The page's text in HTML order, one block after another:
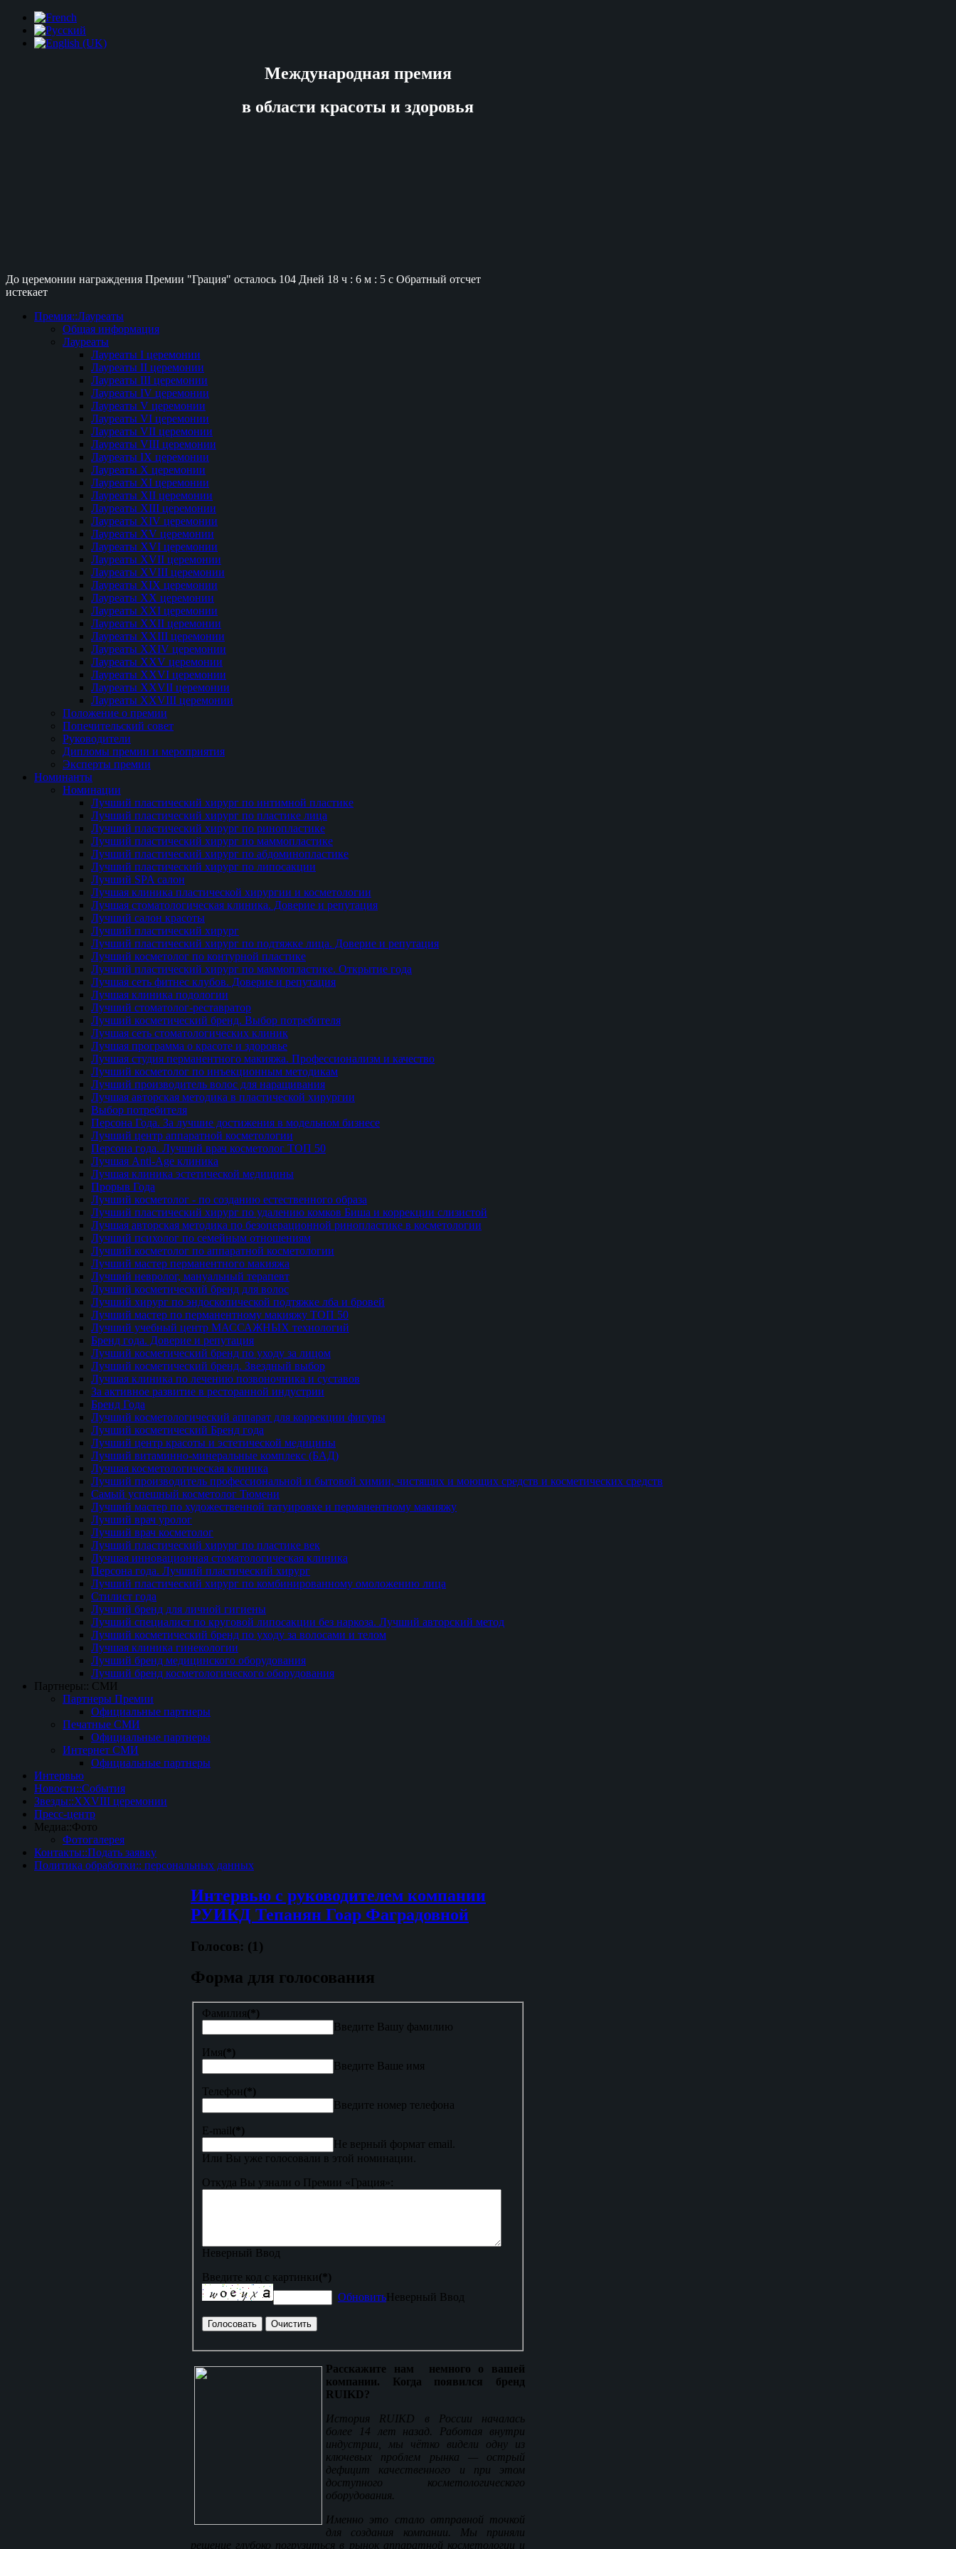
Международная премия
в области красоты и здоровья
До церемонии награждения Премии "Грация" осталось 104 Дней 18 ч : 6 м : 4 с Обратный отсчет
истекает
Премия::Лауреаты
Общая информация
Лауреаты
Лауреаты I церемонии
Лауреаты II церемонии
Лауреаты III церемонии
Лауреаты IV церемонии
Лауреаты V церемонии
Лауреаты VI церемонии
Лауреаты VII церемонии
Лауреаты VIII церемонии
Лауреаты IX церемонии
Лауреаты Х церемонии
Лауреаты XI церемонии
Лауреаты XII церемонии
Лауреаты XIII церемонии
Лауреаты XIV церемонии
Лауреаты XV церемонии
Лауреаты XVI церемонии
Лауреаты XVII церемонии
Лауреаты XVIII церемонии
Лауреаты XIX церемонии
Лауреаты XX церемонии
Лауреаты XXI церемонии
Лауреаты XXII церемонии
Лауреаты XXIII церемонии
Лауреаты XXIV церемонии
Лауреаты XXV церемонии
Лауреаты XXVI церемонии
Лауреаты XXVII церемонии
Лауреаты XXVIII церемонии
Положение о премии
Попечительский совет
Руководители
Дипломы премии и мероприятия
Эксперты премии
Номинанты
Номинации
Лучший пластический хирург по интимной пластике
Лучший пластический хирург по пластике лица
Лучший пластический хирург по ринопластике
Лучший пластический хирург по маммопластике
Лучший пластический хирург по абдоминопластике
Лучший пластический хирург по липосакции
Лучший SPA салон
Лучшая клиника пластической хирургии и косметологии
Лучшая стоматологическая клиника. Доверие и репутация
Лучший салон красоты
Лучший пластический хирург
Лучший пластический хирург по подтяжке лица. Доверие и репутация
Лучший косметолог по контурной пластике
Лучший пластический хирург по маммопластике. Открытие года
Лучшая сеть фитнес клубов. Доверие и репутация
Лучшая клиника подологии
Лучший стоматолог-реставратор
Лучший косметический бренд. Выбор потребителя
Лучшая сеть стоматологических клиник
Лучшая программа о красоте и здоровье
Лучшая студия перманентного макияжа. Профессионализм и качество
Лучший косметолог по инъекционным методикам
Лучший производитель волос для наращивания
Лучшая авторская методика в пластической хирургии
Выбор потребителя
Персона Года. За лучшие достижения в модельном бизнесе
Лучший центр аппаратной косметологии
Персона года. Лучший врач косметолог ТОП 50
Лучшая Anti-Age клиника
Лучшая клиника эстетической медицины
Прорыв Года
Лучший косметолог - по созданию естественного образа
Лучший пластический хирург по удалению комков Биша и коррекции слизистой
Лучшая авторская методика по безоперационной ринопластике в косметологии
Лучший психолог по семейным отношениям
Лучший косметолог по аппаратной косметологии
Лучший мастер перманентного макияжа
Лучший невролог, мануальный терапевт
Лучший косметический бренд для волос
Лучший хирург по эндоскопической подтяжке лба и бровей
Лучший мастер по перманентному макияжу ТОП 50
Лучший учебный центр МАССАЖНЫХ технологий
Бренд года. Доверие и репутация
Лучший косметический бренд по уходу за лицом
Лучший косметический бренд. Звездный выбор
Лучшая клиника по лечению позвоночника и суставов
За активное развитие в ресторанной индустрии
Бренд Года
Лучший косметологический аппарат для коррекции фигуры
Лучший косметический Бренд года
Лучший центр красоты и эстетической медицины
Лучший витаминно-минеральные комплекс (БАД)
Лучшая косметологическая клиника
Лучший производитель профессиональной и бытовой химии, чистящих и моющих средств и косметических средств
Самый успешный косметолог Тюмени
Лучший мастер по художественной татуировке и перманентному макияжу
Лучший врач уролог
Лучший врач косметолог
Лучший пластический хирург по пластике век
Лучшая инновационная стоматологическая клиника
Персона года. Лучший пластический хирург
Лучший пластический хирург по комбинированному омоложению лица
Стилист года
Лучший бренд для личной гигиены
Лучший специалист по круговой липосакции без наркоза. Лучший авторский метод
Лучший косметический бренд по уходу за волосами и телом
Лучшая клиника гинекологии
Лучший бренд медицинского оборудования
Лучший бренд косметологического оборудования
Партнеры:: СМИ
Партнеры Премии
Официальные партнеры
Печатные СМИ
Официальные партнеры
Интернет СМИ
Официальные партнеры
Интервью
Новости::События
Звезды::XXVIII церемонии
Пресс-центр
Медиа::Фото
Фотогалерея
Контакты::Подать заявку
Политика обработки:: персональных данных
Интервью с руководителем компании
РУИКД Тепанян Гоар Фаградовной
Голосов: (1)
Форма для голосования
Фамилия(*)
Введите Вашу фамилию
Имя(*)
Введите Ваше имя
Телефон(*)
Введите номер телефона
E-mail(*)
Не верный формат email.
Или Вы уже голосовали в этой номинации.
Откуда Вы узнали о Премии «Грация»:
Неверный Ввод
Введите код с картинки(*)
ОбновитьНеверный Ввод
Расскажите нам немного о вашей
компании. Когда появился бренд
RUIKD?
История RUIKD в России началась
более 14 лет назад. Работая внутри
индустрии, мы чётко видели одну из
ключевых проблем рынка — острый
дефицит качественного и при этом
доступного косметологического
оборудования.
Именно это стало отправной точкой
для создания компании. Мы приняли
решение глубоко погрузиться в рынок аппаратной косметологии и